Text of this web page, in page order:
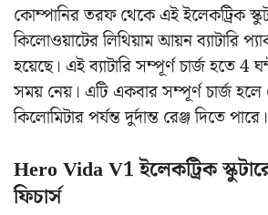
কোম্পানির তরফ থেকে এই ইলেকট্রিক
কিলোওয়াটের লিথিয়াম আয়ন ব্যাটারি
হয়েছে। এই ব্যাটারি সম্পূর্ণ চার্জ হতে 4
সময় নেয়। এটি একবার সম্পূর্ণ চার্জ
কিলোমিটার পর্যন্ত দুর্দান্ত রেঞ্জ দিতে পারে।
Hero Vida V1 ইলেকট্রিক
ফিচার্স